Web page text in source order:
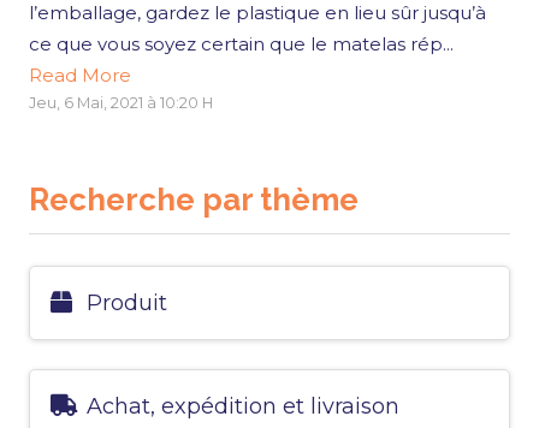
l’emballage, gardez le plastique en lieu sûr jusqu’à
ce que vous soyez certain que le matelas rép...
Read More
Jeu, 6 Mai, 2021 à 10:20 H
Recherche par thème
Produit
Achat, expédition et livraison